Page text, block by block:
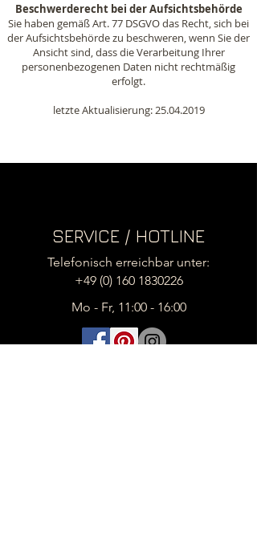
Beschwerderecht bei der Aufsichtsbehörde
Sie haben gemäß Art. 77 DSGVO das Recht, sich bei
der Aufsichtsbehörde zu beschweren, wenn Sie der
Ansicht sind, dass die Verarbeitung Ihrer
personenbezogenen Daten nicht rechtmäßig
erfolgt.
letzte Aktualisierung:25.04.2019
SERVICE / HOTLINE
Telefonisch erreichbar unter:
+49 (0) 160 1830226
Mo - Fr, 11:00 - 16:00